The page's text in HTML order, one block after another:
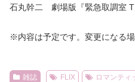
石丸幹二 劇場版『緊急取調室
※内容は予定です。変更になる
雑誌 FLIX ロマンティ